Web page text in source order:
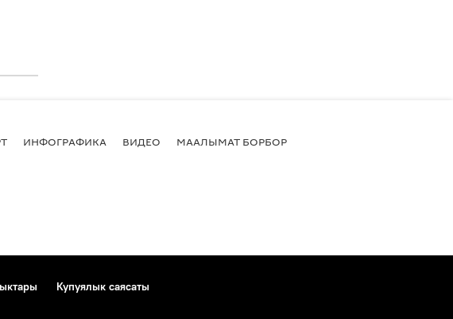
ИНФОГРАФИКА ВИДЕО МААЛЫМАТ БОРБОР
Купуялык саясаты